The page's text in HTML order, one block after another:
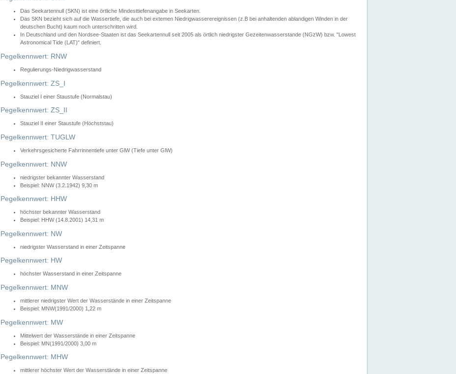
Das Seekartennull (SKN) ist eine örtliche Mindesttiefenangabe in Seekarten.
Das SKN bezieht sich auf die Wassertiefe, die auch bei extemen Niedrigwasserereignissen (z.B bei anhaltenden ablandigen Winden in der
deutschen Bucht) kaum noch unterschritten wird.
In Deutschland und den Nordsee-Staaten ist das Seekartennull seit 2005 als örtlich niedrigster Gezeitenwasserstande (NGzW) bzw. "Lowest
Astronomical Tide (LAT)" definiert.
Pegelkennwert: RNW
Regulierungs-Niedrigwasserstand
Pegelkennwert: ZS_I
Stauziel I einer Staustufe (Normalstau)
Pegelkennwert: ZS_II
Stauziel II einer Staustufe (Höchststau)
Pegelkennwert: TUGLW
Verkehrsgesicherte Fahrrinnentiefe unter GlW (Tiefe unter GlW)
Pegelkennwert: NNW
niedrigster bekannter Wasserstand
Beispiel: NNW (3.2.1942) 9,30 m
Pegelkennwert: HHW
höchster bekannter Wasserstand
Beispiel: HHW (14.8.2001) 14,31 m
Pegelkennwert: NW
niedrigster Wasserstand in einer Zeitspanne
Pegelkennwert: HW
höchster Wasserstand in einer Zeitspanne
Pegelkennwert: MNW
mittlerer niedrigster Wert der Wasserstände in einer Zeitspanne
Beispiel: MNW(1991/2000) 1,22 m
Pegelkennwert: MW
Mittelwert der Wasserstände in einer Zeitspanne
Beispiel: MN(1991/2000) 3,00 m
Pegelkennwert: MHW
mittlerer höchster Wert der Wasserstände in einer Zeitspanne